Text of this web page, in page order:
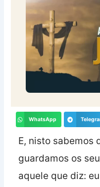
WhatsApp
E, nisto sabemos
guardamos os
aquele que diz: